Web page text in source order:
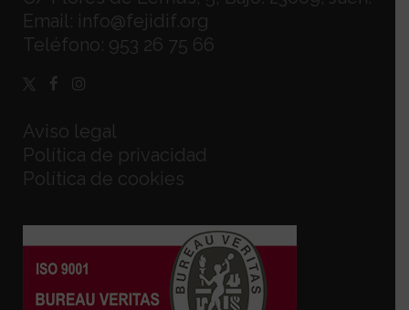
Email: info@fejidif.org
Teléfono: 953 26 75 66
Aviso legal
Política de privacidad
Política de cookies